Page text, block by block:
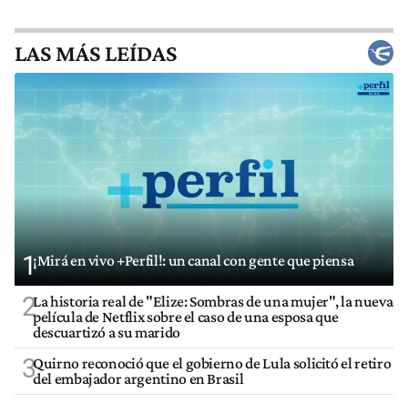
LAS MÁS LEÍDAS
1¡Mirá en vivo +Perfil!: un canal con gente que piensa
2La historia real de "Elize: Sombras de una mujer", la nueva
película de Netflix sobre el caso de una esposa que
descuartizó a su marido
3Quirno reconoció que el gobierno de Lula solicitó el retiro
del embajador argentino en Brasil